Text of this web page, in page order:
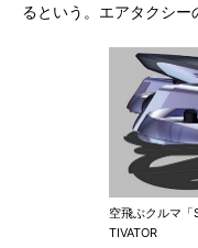
るという。エアタクシー
空飛ぶクルマ
TIVATOR